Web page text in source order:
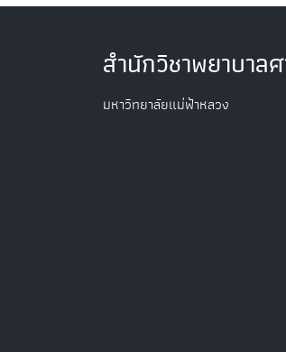
สำนักวิชาพยาบาล
มหาวิทยาลัยแม่ฟ้าหลวง